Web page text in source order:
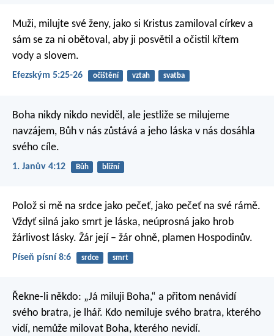
Muži, milujte své ženy, jako si Kristus zamiloval církev a
sám se za ni obětoval, aby ji posvětil a očistil křtem
vody a slovem.
Efezským 5:25-26 očištění vztah svatba
Boha nikdy nikdo neviděl, ale jestliže se milujeme
navzájem, Bůh v nás zůstává a jeho láska v nás dosáhla
svého cíle.
1. Janův 4:12 Bůh bližní
Polož si mě na srdce jako pečeť, jako pečeť na své rámě.
Vždyť silná jako smrt je láska, neúprosná jako hrob
žárlivost lásky. Žár její – žár ohně, plamen Hospodinův.
Píseň písní 8:6 srdce smrt
Řekne-li někdo: „Já miluji Boha,“ a přitom nenávidí
svého bratra, je lhář. Kdo nemiluje svého bratra, kterého
vidí, nemůže milovat Boha, kterého nevidí.